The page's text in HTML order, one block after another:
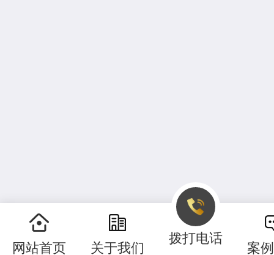
网站首页 关于我们
拨打电话
案